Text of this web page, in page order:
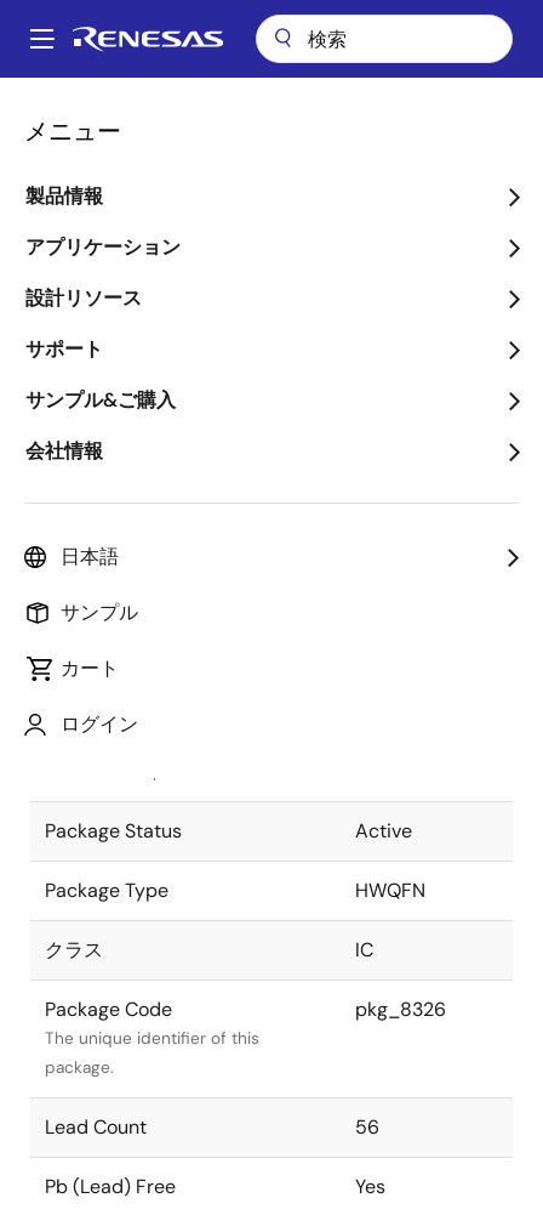
ン
Main
メニュー
製品情報
アプリケーション
設計リソース
サポート
サンプル&ご購入
会社情報
日本語
サンプル
カート
ログイン
パ
ン
く
ず
Name used to describe Renesas
A
Package code maintained as part of
JEITA Standard
The JEITA standard to which the
Package Status Active
Package Type HWQFN
クラス IC
Package Code
The unique identifier of this
package.
pkg_8326
Lead Count 56
Pb (Lead) Free Yes